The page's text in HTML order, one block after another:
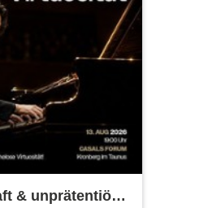
& unprätentiöse